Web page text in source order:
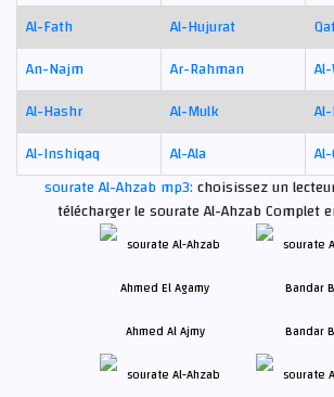
Al-Fath
Al-Hujurat
An-Najm
Ar-Rahman
Al-Hashr
Al-Mulk
Al-Inshiqaq
Al-Ala
sourate Al-Ahzab mp3:choisissez un
télécharger le sourate Al-Ahzab Complet
Ahmed Al Ajmy Bandar